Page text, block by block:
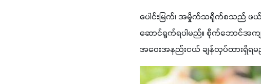
ပေါင်းမြက်၊ အမှိုက်သရိုက်စသည် ဖယ်
ဆောင်ရွက်ရပါမည်။ စိုက်ဘောင်အကျ
အဝေးအနည်းငယ် ချန်လှပ်ထားရှိရ